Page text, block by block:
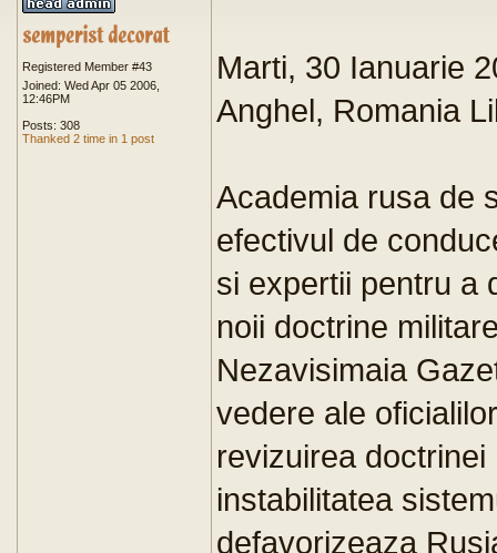
Registered Member #43
Joined: Wed Apr 05 2006,
12:46PM
Posts: 308
Thanked 2 time in 1 post
Marti, 30 Ianuarie
Anghel, Romania
Academia rusa de
efectivul de
si expertii pentru a
noii doctrine
Nezavisimaia
vedere ale
revizuirea
instabilitatea
defavorizeaza